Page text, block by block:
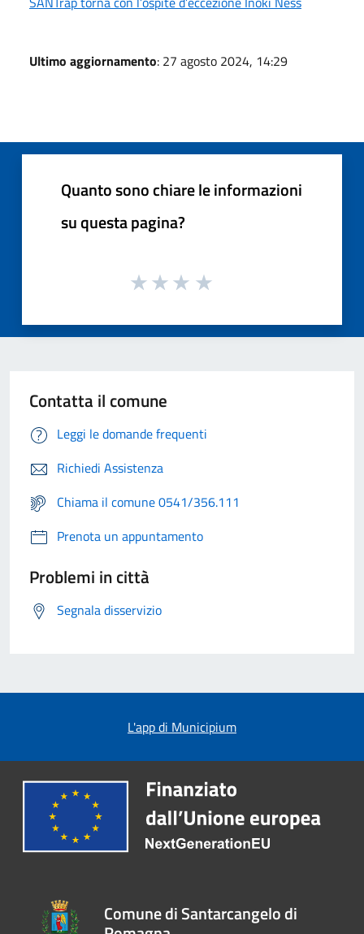
Ultimo aggiornamento: 27 agosto 2024, 14:29
Quanto sono chiare le informazioni
su questa pagina?
Contatta il comune
Leggi le domande frequenti
Richiedi Assistenza
Chiama il comune 0541/356.111
Prenota un appuntamento
Problemi in città
Segnala disservizio
L'app di Municipium
Comune di Santarcangelo di